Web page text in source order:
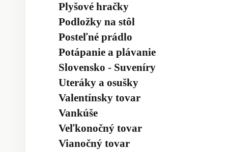
Plyšové hračky
Podložky na stôl
Posteľné prádlo
Potápanie a plávanie
Slovensko - Suveníry
Uteráky a osušky
Valentínsky tovar
Vankúše
Veľkonočný tovar
Vianočný tovar